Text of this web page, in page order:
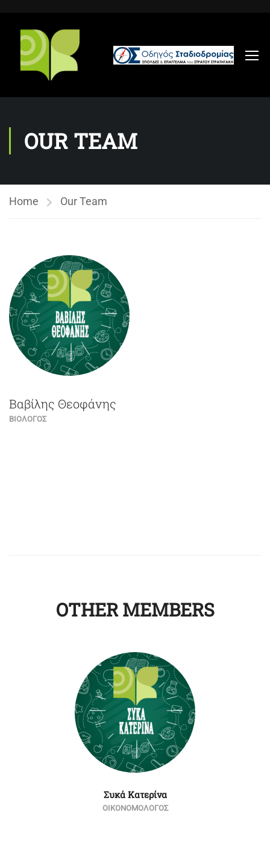
OUR TEAM
Home Our Team
Βαβίλης Θεοφάνης
ΒΙΟΛΟΓΟΣ
OTHER MEMBERS
Συκά Κατερίνα
ΟΙΚΟΝΟΜΟΛΟΓΟΣ